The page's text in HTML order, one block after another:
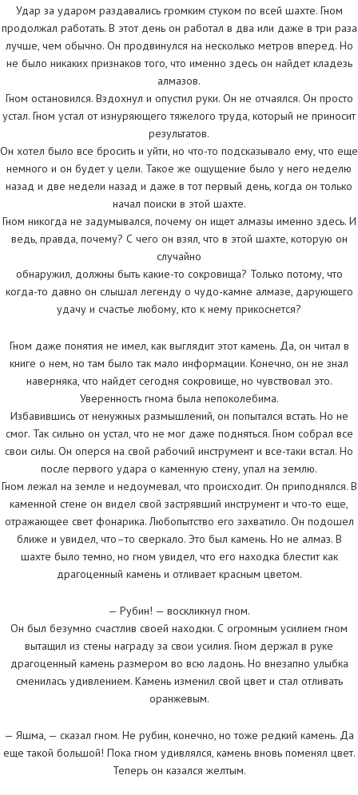
Удар за ударом раздавались громким стуком по всей шахте. Гном
продолжал работать. В этот день он работал в два или даже в три раза
лучше, чем обычно. Он продвинулся на несколько метров вперед. Но
не было никаких признаков того, что именно здесь он найдет кладезь
алмазов.
Гном остановился. Вздохнул и опустил руки. Он не отчаялся. Он просто
устал. Гном устал от изнуряющего тяжелого труда, который не приносит
результатов.
Он хотел было все бросить и уйти, но что-то подсказывало ему, что еще
немного и он будет у цели. Такое же ощущение было у него неделю
назад и две недели назад и даже в тот первый день, когда он только
начал поиски в этой шахте.
Гном никогда не задумывался, почему он ищет алмазы именно здесь. И
ведь, правда, почему? С чего он взял, что в этой шахте, которую он
случайно
обнаружил, должны быть какие-то сокровища? Только потому, что
когда-то давно он слышал легенду о чудо-камне алмазе, дарующего
удачу и счастье любому, кто к нему прикоснется?
Гном даже понятия не имел, как выглядит этот камень. Да, он читал в
книге о нем, но там было так мало информации. Конечно, он не знал
наверняка, что найдет сегодня сокровище, но чувствовал это.
Уверенность гнома была непоколебима.
Избавившись от ненужных размышлений, он попытался встать. Но не
смог. Так сильно он устал, что не мог даже подняться. Гном собрал все
свои силы. Он оперся на свой рабочий инструмент и все-таки встал. Но
после первого удара о каменную стену, упал на землю.
Гном лежал на земле и недоумевал, что происходит. Он приподнялся. В
каменной стене он видел свой застрявший инструмент и что-то еще,
отражающее свет фонарика. Любопытство его захватило. Он подошел
ближе и увидел, что–то сверкало. Это был камень. Но не алмаз. В
шахте было темно, но гном увидел, что его находка блестит как
драгоценный камень и отливает красным цветом.
— Рубин! — воскликнул гном.
Он был безумно счастлив своей находки. С огромным усилием гном
вытащил из стены награду за свои усилия. Гном держал в руке
драгоценный камень размером во всю ладонь. Но внезапно улыбка
сменилась удивлением. Камень изменил свой цвет и стал отливать
оранжевым.
— Яшма, — сказал гном. Не рубин, конечно, но тоже редкий камень. Да
еще такой большой! Пока гном удивлялся, камень вновь поменял цвет.
Теперь он казался желтым.